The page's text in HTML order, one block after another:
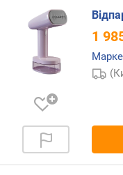
п
а
а
а
р
п
1